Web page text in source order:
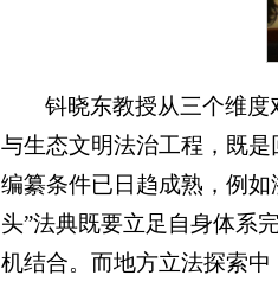
钭晓东教授从三个维
与生态文明法治工程，既
编纂条件已日趋成熟，例
头”法典既要立足自身体系
机结合。而地方立法探索